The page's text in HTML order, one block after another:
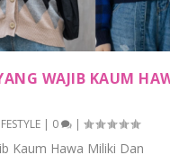
WAJIB KAUM
| 0 |
Kaum Hawa Miliki Dan